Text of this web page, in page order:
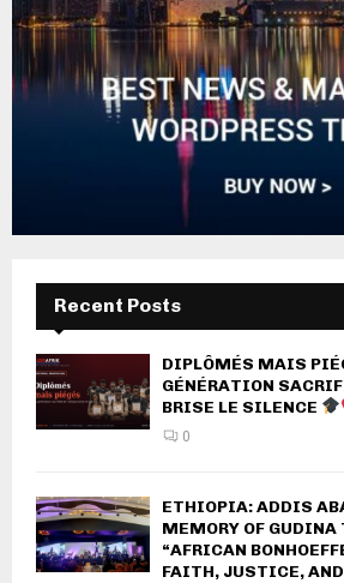
Recent Posts
DIPLÔMÉS MAIS
GÉNÉRATION
BRISE LE SILENCE
0
ETHIOPIA: ADDIS
MEMORY OF
“AFRICAN
FAITH, JUSTICE, AND